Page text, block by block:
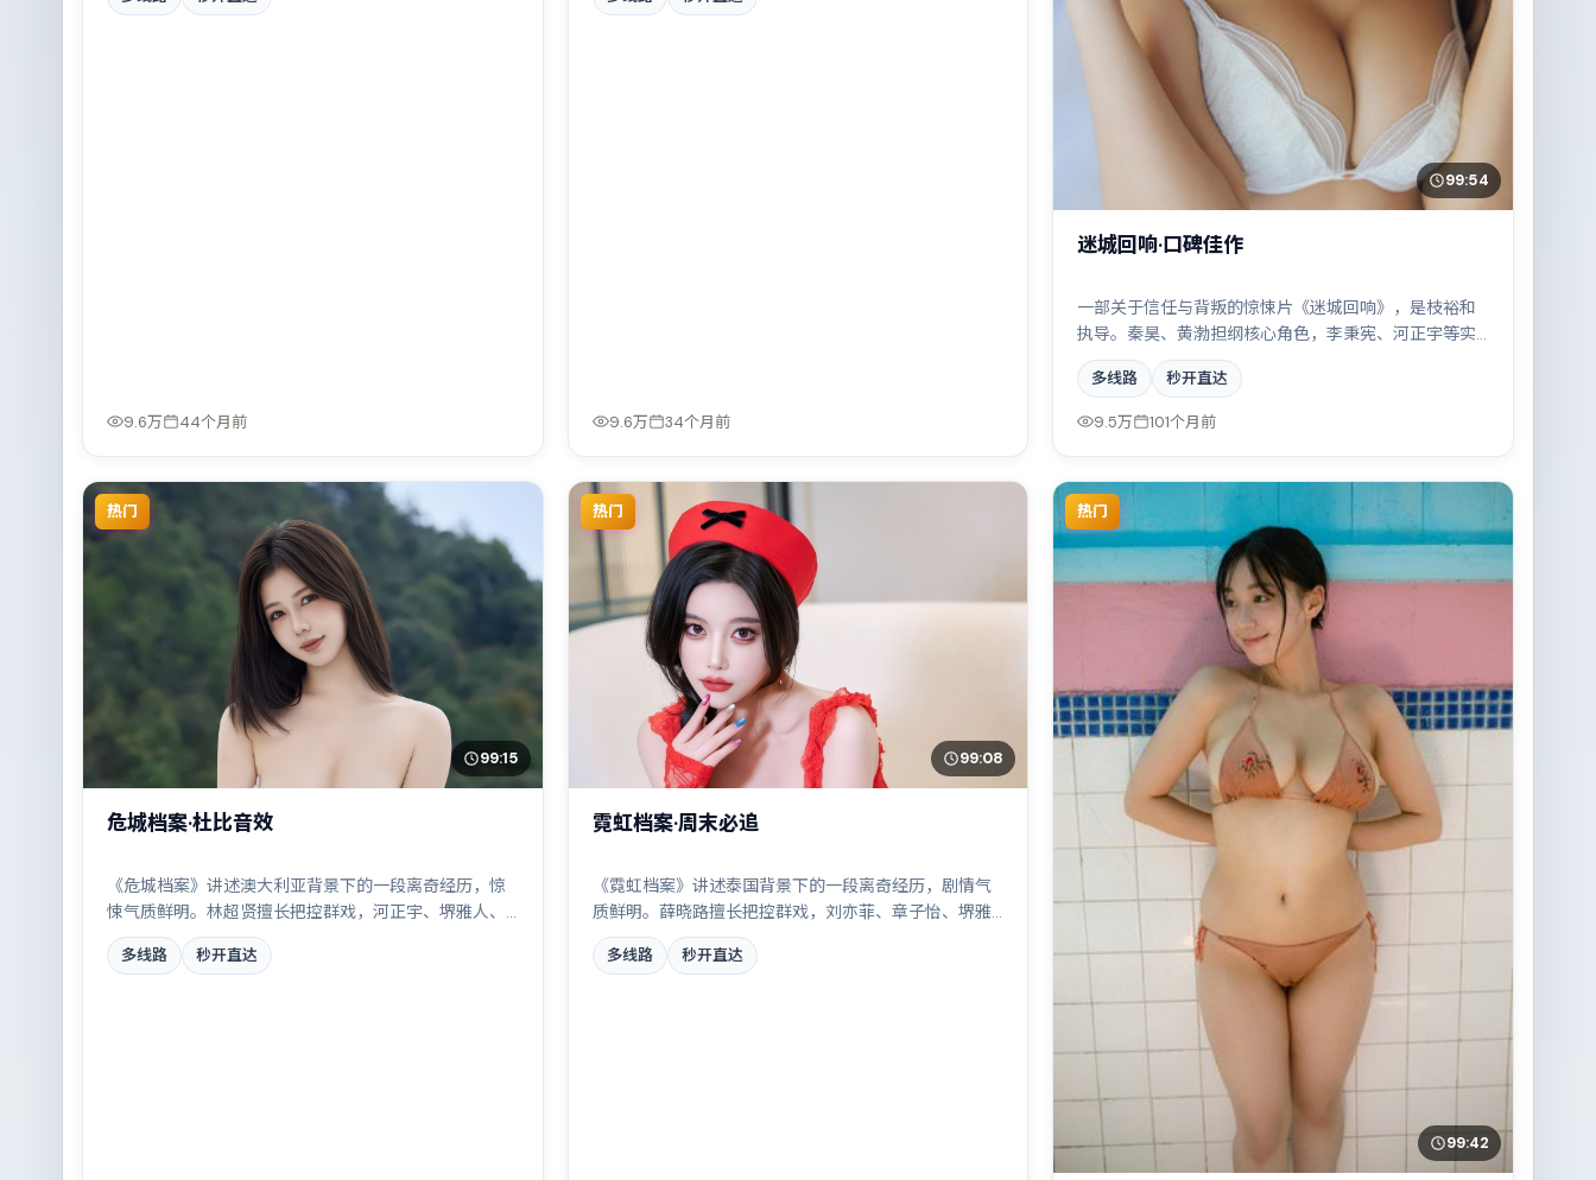
9.6万 44个月前 9.6万 34个月前
99:54
迷城回响·口碑佳作
一部关于信任与背叛的惊悚片《迷城回响》，是枝裕和
执导。秦昊、黄渤担纲核心角色，李秉宪、河正宇等实
力加盟，取景与班底多来自巴西。边境线上的对峙与谈
判扣人心弦。结尾留白耐人寻味。
多线路 秒开直达
9.5万 101个月前
热门
99:15
危城档案·杜比音效
《危城档案》讲述澳大利亚背景下的一段离奇经历，惊
悚气质鲜明。林超贤擅长把控群戏，河正宇、堺雅人、
凯特·布兰切特、黄政民共同撑起复杂人物关系，家族恩
怨与时代变迁交织成一曲悲歌。
多线路 秒开直达
热门
99:08
霓虹档案·周末必追
《霓虹档案》讲述泰国背景下的一段离奇经历，剧情气
质鲜明。薛晓路擅长把控群戏，刘亦菲、章子怡、堺雅
人、周冬雨共同撑起复杂人物关系，家族恩怨与时代变
迁交织成一曲悲歌。
多线路 秒开直达
热门
99:42